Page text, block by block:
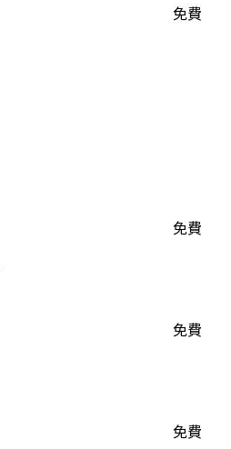
免費
免費
免費
免費